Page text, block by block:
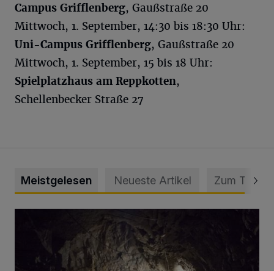
Campus Grifflenberg, Gaußstraße 20
Mittwoch, 1. September, 14:30 bis 18:30 Uhr:
Uni-Campus Grifflenberg, Gaußstraße 20
Mittwoch, 1. September, 15 bis 18 Uhr:
Spielplatzhaus am Reppkotten,
Schellenbecker Straße 27
Meistgelesen Neueste Artikel Zum Thema